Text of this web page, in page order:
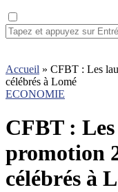
Accueil » CFBT : Les
célébrés à Lomé
ECONOMIE
CFBT :
promotion
célébrés à